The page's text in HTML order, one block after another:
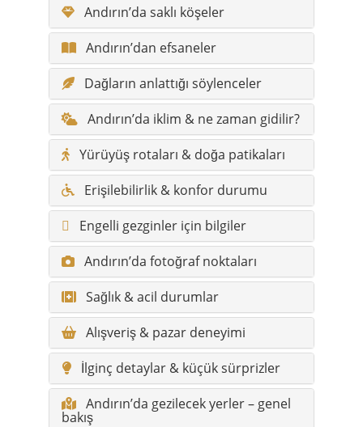
Andırın’da saklı köşeler
Andırın’dan efsaneler
Dağların anlattığı söylenceler
Andırın’da iklim & ne zaman gidilir?
Yürüyüş rotaları & doğa patikaları
Erişilebilirlik & konfor durumu
Engelli gezginler için bilgiler
Andırın’da fotoğraf noktaları
Sağlık & acil durumlar
Alışveriş & pazar deneyimi
İlginç detaylar & küçük sürprizler
Andırın’da gezilecek yerler – genel
bakış